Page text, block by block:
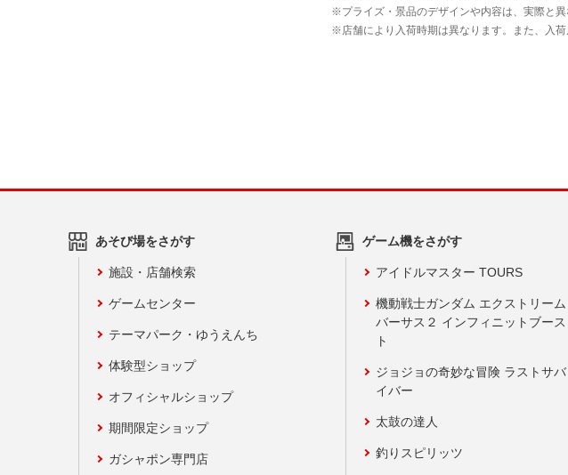
あそび場をさがす
施設・店舗検索
ゲームセンター
テーマパーク・ゆうえんち
体験型ショップ
オフィシャルショップ
期間限定ショップ
ガシャポン専門店
ゲーム機をさがす
アイドルマスター TOURS
機動戦士ガンダム エクストリーム
バーサス２ インフィニットブース
ト
ジョジョの奇妙な冒険 ラストサバ
イバー
太鼓の達人
釣りスピリッツ